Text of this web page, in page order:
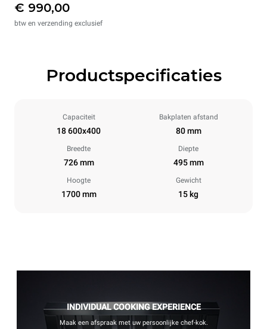
€ 990,00
btw en verzending exclusief
Productspecificaties
Capaciteit
18 600x400
Bakplaten afstand
80 mm
Breedte
726 mm
Diepte
495 mm
Hoogte
1700 mm
Gewicht
15 kg
INDIVIDUAL COOKING EXPERIENCE
Maak een afspraak met uw persoonlijke chef-kok.